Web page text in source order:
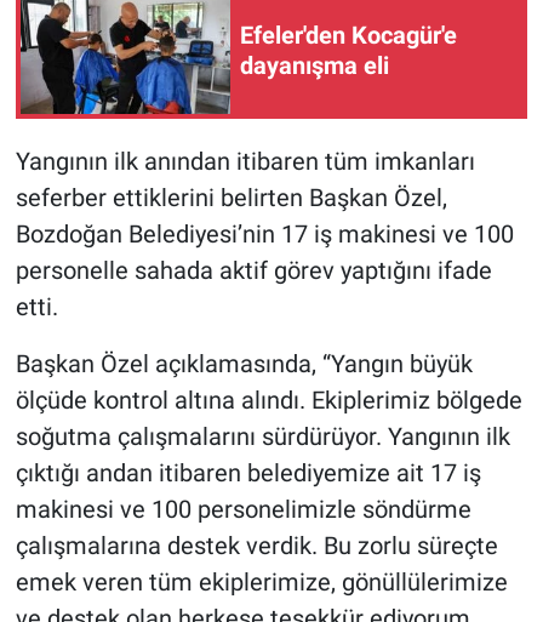
Efeler'den Kocagür'e
dayanışma eli
Yangının ilk anından itibaren tüm imkanları
seferber ettiklerini belirten Başkan Özel,
Bozdoğan Belediyesi’nin 17 iş makinesi ve 100
personelle sahada aktif görev yaptığını ifade
etti.
Başkan Özel açıklamasında, “Yangın büyük
ölçüde kontrol altına alındı. Ekiplerimiz bölgede
soğutma çalışmalarını sürdürüyor. Yangının ilk
çıktığı andan itibaren belediyemize ait 17 iş
makinesi ve 100 personelimizle söndürme
çalışmalarına destek verdik. Bu zorlu süreçte
emek veren tüm ekiplerimize, gönüllülerimize